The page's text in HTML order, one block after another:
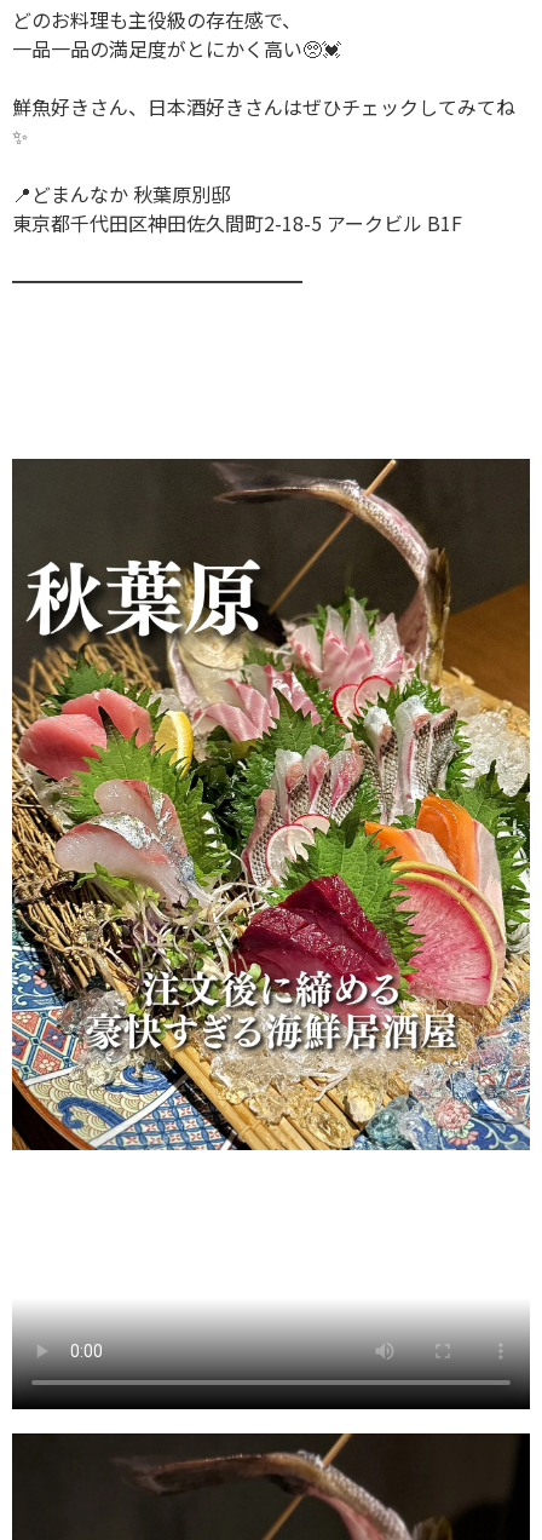
どのお料理も主役級の存在感で、
一品一品の満足度がとにかく高い🥺💓
鮮魚好きさん、日本酒好きさんはぜひチェックしてみてね
✨
📍どまんなか 秋葉原別邸
東京都千代田区神田佐久間町2-18-5 アークビル B1F
━━━━━━━━━━━━━━━